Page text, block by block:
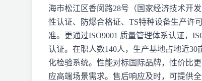
海市松江区香闵路28号（国家经济技术开
性认证、防爆合格证、TS特种设备生产许
准。更通过ISO9001 质量管理体系认证，
认证。在职人数140人，生产基地占地近
化检验系统。性能对标国际品牌，性价比
应高端场景需求。售后响应及时，可提供